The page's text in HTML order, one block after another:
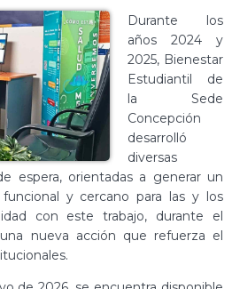
Durante los
años 2024 y
2025, Bienestar
Estudiantil de
la Sede
Concepción
desarrolló
diversas
espera, orientadas a generar un
y cercano para las y los
con este trabajo, durante el
nueva acción que refuerza el